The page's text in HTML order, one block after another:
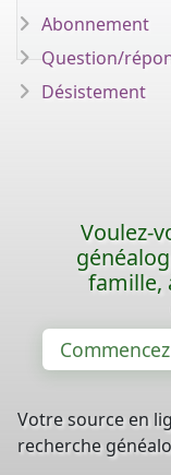
Abonnement
Question/
Désistement
Voulez-
famille,
Votre source en
recherche